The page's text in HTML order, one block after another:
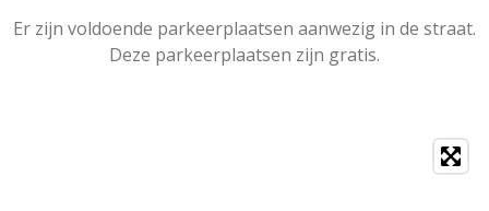
Er zijn voldoende parkeerplaatsen aanwezig in de straat.
Deze parkeerplaatsen zijn gratis.